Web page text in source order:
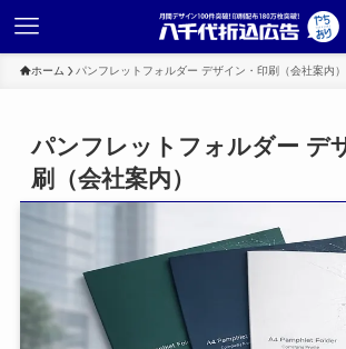
ホーム パンフレットフォルダー デザイン・印刷（会社案内）
パンフレットフォルダー デ
刷（会社案内）